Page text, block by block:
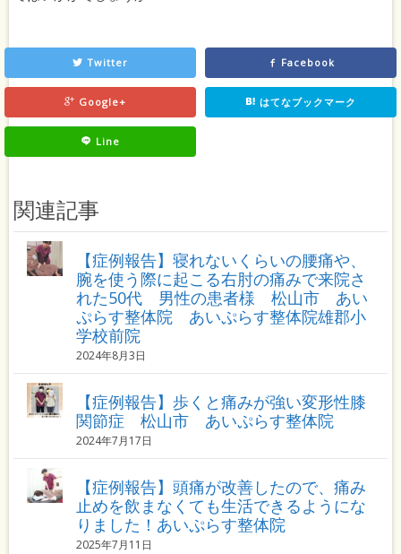
Twitter Facebook
Google+ はてなブックマーク
Line
関連記事
【症例報告】寝れないくらいの腰痛や、
腕を使う際に起こる右肘の痛みで来院さ
れた50代 男性の患者様 松山市 あい
ぷらす整体院 あいぷらす整体院雄郡小
学校前院
2024年8月3日
【症例報告】歩くと痛みが強い変形性膝
関節症 松山市 あいぷらす整体院
2024年7月17日
【症例報告】頭痛が改善したので、痛み
止めを飲まなくても生活できるようにな
りました！あいぷらす整体院
2025年7月11日